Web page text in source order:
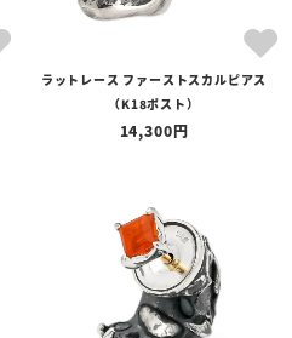
ラットレース ファーストスカルピアス
（K18ポスト）
14,300